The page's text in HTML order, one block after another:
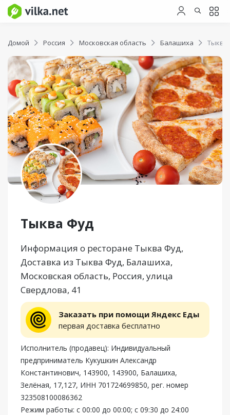
Домой Россия Московская область Балашиха Тыква
Тыква Фуд
Информация о ресторане Тыква Фуд,
Доставка из Тыква Фуд, Балашиха,
Московская область, Россия, улица
Свердлова, 41
Заказать при помощи Яндекс Еды
первая доставка бесплатно
Исполнитель (продавец): Индивидуальный
предприниматель Кукушкин Александр
Константинович, 143900, 143900, Балашиха,
Зелёная, 17,127, ИНН 701724699850, рег. номер
323508100086362
Режим работы: с 00:00 до 00:00; с 09:30 до 24:00